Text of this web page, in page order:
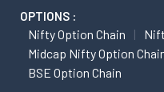
OPTIONS :
Nifty Option Chain
Midcap Nifty Option
BSE Option Chain